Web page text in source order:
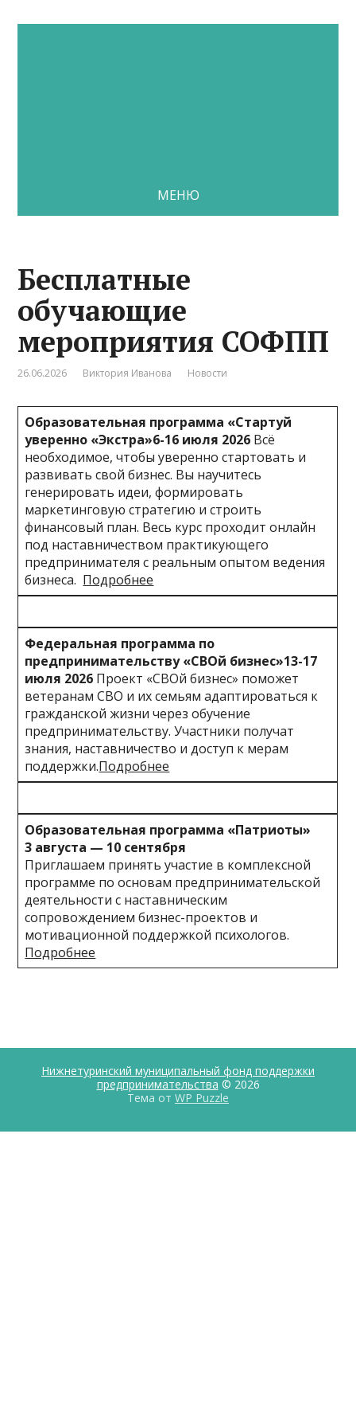
МЕНЮ
Бесплатные
обучающие
мероприятия СОФПП
26.06.2026 Виктория Иванова Новости
Образовательная программа «Стартуй
уверенно «Экстра»6-16 июля 2026 Всё
необходимое, чтобы уверенно стартовать и
развивать свой бизнес. Вы научитесь
генерировать идеи, формировать
маркетинговую стратегию и строить
финансовый план. Весь курс проходит онлайн
под наставничеством практикующего
предпринимателя с реальным опытом ведения
бизнеса. Подробнее
Федеральная программа по
предпринимательству «СВОй бизнес»13-17
июля 2026 Проект «СВОй бизнес» поможет
ветеранам СВО и их семьям адаптироваться к
гражданской жизни через обучение
предпринимательству. Участники получат
знания, наставничество и доступ к мерам
поддержки.Подробнее
Образовательная программа «Патриоты»
3 августа — 10 сентября
Приглашаем принять участие в комплексной
программе по основам предпринимательской
деятельности с наставническим
сопровождением бизнес-проектов и
мотивационной поддержкой психологов.
Подробнее
Нижнетуринский муниципальный фонд поддержки
предпринимательства © 2026
Тема от WP Puzzle